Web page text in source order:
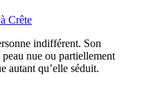
Crête
indifférent. Son
nue ou partiellement
autant qu’elle séduit.